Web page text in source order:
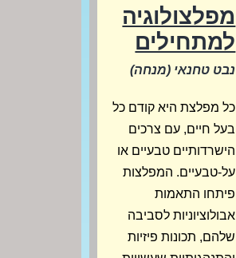
מפלצולוגיה
למתחילים
נבט טחנאי (מנחה)
כל מפלצת היא קודם כל
בעל חיים, עם צרכים
הישרדותיים טבעיים או
על-טבעיים. המפלצות
פיתחו התאמות
אבולוציוניות לסביבה
שלהם, תכונות פיזיות